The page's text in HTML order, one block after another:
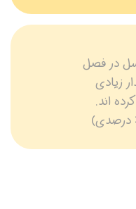
در فصل
زیادی
اند.